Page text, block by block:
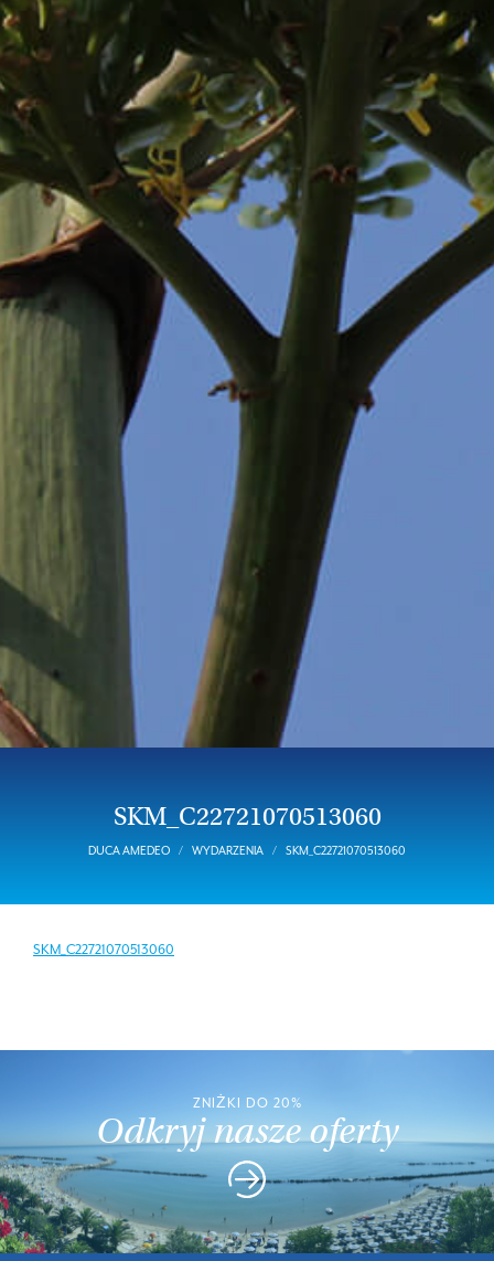
SKM_C22721070513060
DUCA AMEDEO WYDARZENIA SKM_C22721070513060
SKM_C22721070513060
ZNIŻKI DO 20%
Odkryj nasze oferty